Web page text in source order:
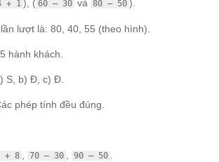
+ 1 ), ( 60 – 30 và 80 – 50 ).
lượt là: 80, 40, 55 (theo hình).
hành khách.
S, b) Đ, c) Đ.
phép tính đều đúng.
+ 8 , 70 – 30 , 90 – 50 .